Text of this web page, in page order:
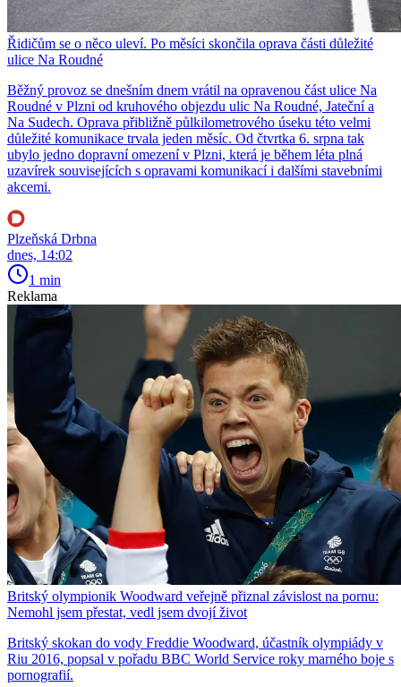
Řidičům se o něco uleví. Po měsíci skončila oprava části důležité
ulice Na Roudné
Běžný provoz se dnešním dnem vrátil na opravenou část ulice Na
Roudné v Plzni od kruhového objezdu ulic Na Roudné, Jateční a
Na Sudech. Oprava přibližně půlkilometrového úseku této velmi
důležité komunikace trvala jeden měsíc. Od čtvrtka 6. srpna tak
ubylo jedno dopravní omezení v Plzni, která je během léta plná
uzavírek souvisejících s opravami komunikací i dalšími stavebními
akcemi.
Plzeňská Drbna
dnes, 14:02
1 min
Reklama
Britský olympionik Woodward veřejně přiznal závislost na pornu:
Nemohl jsem přestat, vedl jsem dvojí život
Britský skokan do vody Freddie Woodward, účastník olympiády v
Riu 2016, popsal v pořadu BBC World Service roky marného boje s
pornografií.